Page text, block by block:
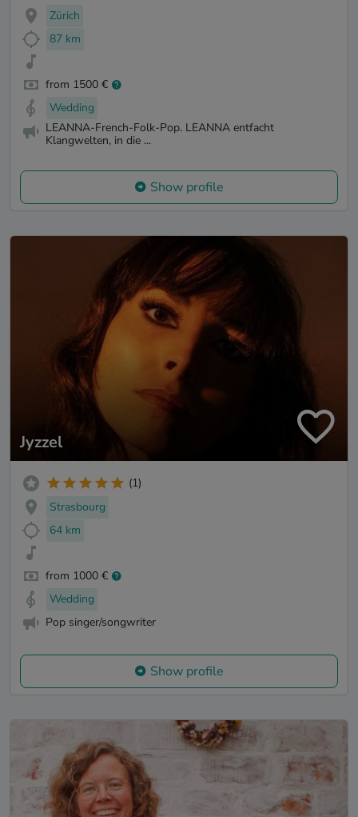
Zürich
87 km
from 1500 €
Wedding
LEANNA-French-Folk-Pop. LEANNA entfacht
Klangwelten, in die ...
Show profile
Jyzzel
(1)
Strasbourg
64 km
from 1000 €
Wedding
Pop singer/songwriter
Show profile